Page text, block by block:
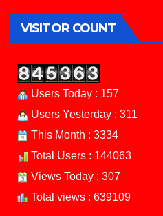
VISITOR COUNT
Users Today : 157
Users Yesterday : 311
This Month : 3334
Total Users : 144063
Views Today : 307
Total views : 639109